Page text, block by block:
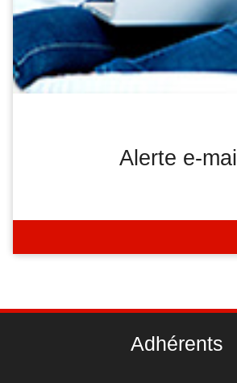
Alerte e-mail
Adhérents